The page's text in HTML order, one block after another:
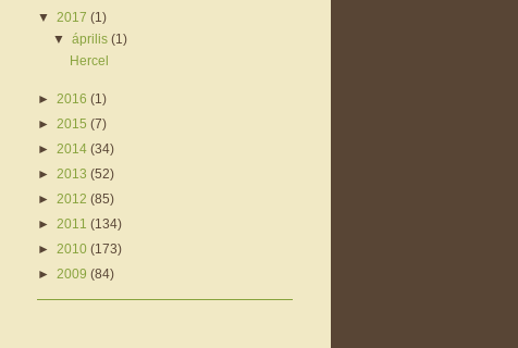
▼ 2017 (1)
▼április(1)
Hercel
► 2016 (1)
► 2015 (7)
► 2014 (34)
► 2013 (52)
► 2012 (85)
► 2011 (134)
► 2010 (173)
► 2009 (84)